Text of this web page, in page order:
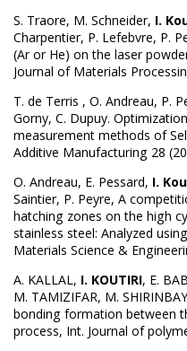
S. Traore, M. Schneider, I.
Charpentier, P. Lefebvre, P.
(Ar or He) on the laser
Journal of Materials
T. de Terris , O. Andreau, P.
Gorny, C. Dupuy.
measurement methods of
Additive Manufacturing 28
O. Andreau, E. Pessard, I.
Saintier, P. Peyre, A
hatching zones on the high
stainless steel: Analyzed
Materials Science &
A. KALLAL, I. KOUTIRI, E.
M. TAMIZIFAR, M.
bonding formation between
process, Int. Journal of